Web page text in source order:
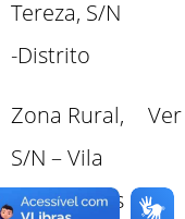
Tereza, S/N
-Distrito
Zona Rural,
S/N – Vila
de Marruás
Ver